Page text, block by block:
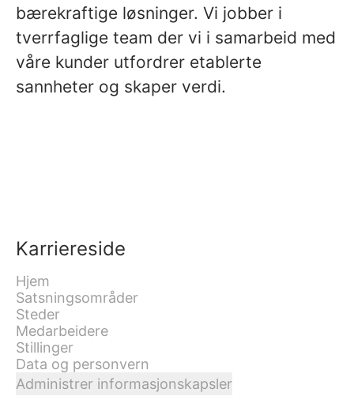
bærekraftige løsninger. Vi jobber i
tverrfaglige team der vi i samarbeid med
våre kunder utfordrer etablerte
sannheter og skaper verdi.
Karriereside
Hjem
Satsningsområder
Steder
Medarbeidere
Stillinger
Data og personvern
Administrer informasjonskapsler